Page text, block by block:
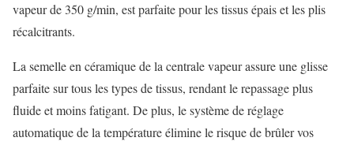
vapeur de 350 g/min, est parfaite pour les tissus épais et les plis
récalcitrants.
La semelle en céramique de la centrale vapeur assure une glisse
parfaite sur tous les types de tissus, rendant le repassage plus
fluide et moins fatigant. De plus, le système de réglage
automatique de la température élimine le risque de brûler vos